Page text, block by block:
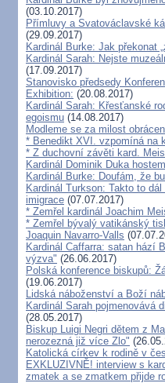
(03.10.2017)
Přímluvy a Svatováclavské
(29.09.2017)
Kardinál Burke: Jak překonat
Kardinál Sarah: Nejste
(17.09.2017)
Stanovisko předsedy
Exhibition: (20.08.2017)
Kardinál Sarah: Křesťanské
egoismu (14.08.2017)
Modleme se za milost
* Benedikt XVI. vzpomíná na
* Z duchovní závěti kard.
Kardinál Dominik Duka
Kardinál Burke: Doufám, že
Kardinál Turkson: Takto to
imigrace (07.07.2017)
* Zemřel kardinál Joachim
* Zemřel bývalý vatikánský
Joaquin Navarro-Valls
Kardinál Caffarra: satan hází
výzva" (26.06.2017)
Polská konference biskupů:
(19.06.2017)
Lidská náboženství a Boží
Kardinál Sarah pojmenovává
(28.05.2017)
Biskup Luigi Negri dětem z
nerozezná již více Zlo"
Katolická církev k rodině v
EXKLUZIVNĚ! interview s
zmatek a se zmatkem přijde